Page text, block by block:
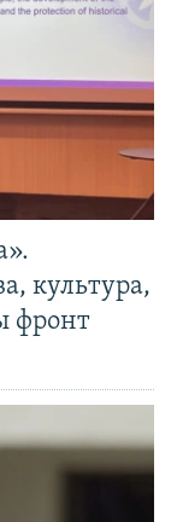
культура,
фронт